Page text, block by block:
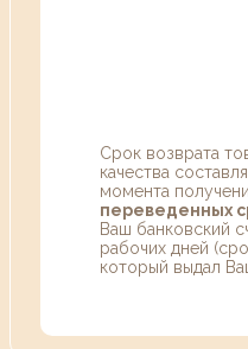
Срок возврата
качества
момента
переведенных
Ваш банковский
рабочих дней
который выдал